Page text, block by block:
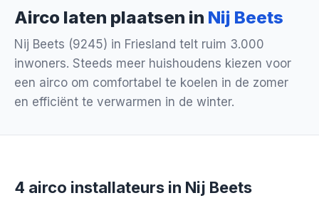
Airco laten plaatsen in Nij Beets
Nij Beets (9245) in Friesland telt ruim 3.000
inwoners. Steeds meer huishoudens kiezen voor
een airco om comfortabel te koelen in de zomer
en efficiënt te verwarmen in de winter.
4 airco installateurs in Nij Beets